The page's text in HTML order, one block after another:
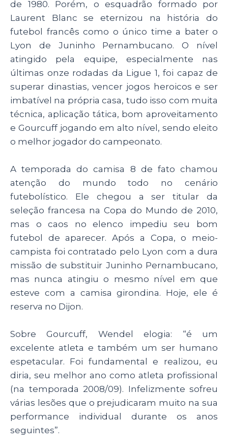
de 1980. Porém, o esquadrão formado por
Laurent Blanc se eternizou na história do
futebol francês como o único time a bater o
Lyon de Juninho Pernambucano. O nível
atingido pela equipe, especialmente nas
últimas onze rodadas da Ligue 1, foi capaz de
superar dinastias, vencer jogos heroicos e ser
imbatível na própria casa, tudo isso com muita
técnica, aplicação tática, bom aproveitamento
e Gourcuff jogando em alto nível, sendo eleito
o melhor jogador do campeonato.
A temporada do camisa 8 de fato chamou
atenção do mundo todo no cenário
futebolístico. Ele chegou a ser titular da
seleção francesa na Copa do Mundo de 2010,
mas o caos no elenco impediu seu bom
futebol de aparecer. Após a Copa, o meio-
campista foi contratado pelo Lyon com a dura
missão de substituir Juninho Pernambucano,
mas nunca atingiu o mesmo nível em que
esteve com a camisa girondina. Hoje, ele é
reserva no Dijon.
Sobre Gourcuff, Wendel elogia: “é um
excelente atleta e também um ser humano
espetacular. Foi fundamental e realizou, eu
diria, seu melhor ano como atleta profissional
(na temporada 2008/09). Infelizmente sofreu
várias lesões que o prejudicaram muito na sua
performance individual durante os anos
seguintes”.